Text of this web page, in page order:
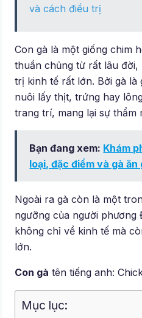
và cách điều trị
Con gà là một giống chim
thuần chủng từ rất lâu đời,
trị kinh tế rất lớn. Bởi gà là
nuôi lấy thịt, trứng hay
trang trí, mang lại sự thẩm
Bạn đang xem: Khám
loại, đặc điểm và gà ăn
Ngoài ra gà còn là một
ngưỡng của người phương
không chỉ về kinh tế mà
lớn.
Con gà tên tiếng anh:
Mục lục: